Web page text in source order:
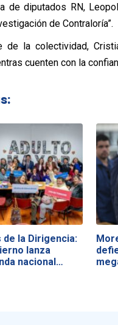
de diputados RN,
de Contraloría”.
de la colectividad,
cuenten con la
de la Dirigencia:
lanza
nacional…